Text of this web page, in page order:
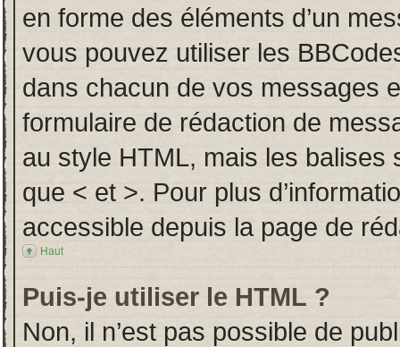
en forme des éléments d’un
vous pouvez utiliser les
dans chacun de vos messages
formulaire de rédaction de
au style HTML, mais les
que < et >. Pour plus
accessible depuis la page de
Haut
Puis-je utiliser le HTML ?
Non, il n’est pas possible de